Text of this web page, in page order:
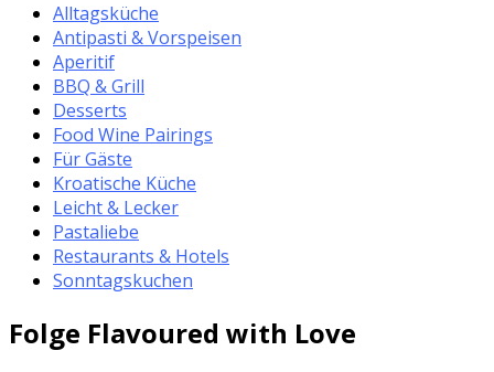
Alltagsküche
Antipasti & Vorspeisen
Aperitif
BBQ & Grill
Desserts
Food Wine Pairings
Für Gäste
Kroatische Küche
Leicht & Lecker
Pastaliebe
Restaurants & Hotels
Sonntagskuchen
Folge Flavoured with Love